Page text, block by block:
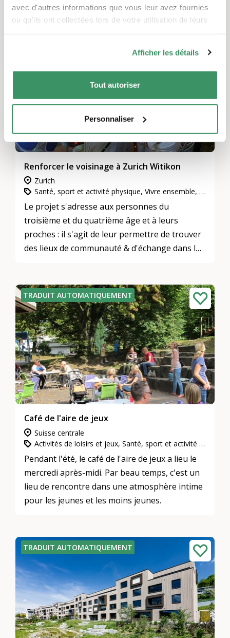
avec d'autres informations que vous leur avez fournies
ou qu'ils ont collectées lors de votre utilisation de leurs
Afficher les détails
Tout autoriser
Personnaliser
Ces projets pourraient également
vous intéresser.
Renforcer le voisinage à Zurich Witikon
Zurich
Santé, sport et activité physique, Vivre ensemble, voisinage et quartiers, Participation, intégration et inclusion
Le projet s'adresse aux personnes du
troisième et du quatrième âge et à leurs
proches : il s'agit de leur permettre de trouver
des lieux de communauté & d'échange dans le
TRADUIT AUTOMATIQUEMENT
Café de l'aire de jeux
Suisse centrale
Activités de loisirs et jeux, Santé, sport et activité physique, Vivre ensemble, voisinage et quartiers
Pendant l'été, le café de l'aire de jeux a lieu le
mercredi après-midi. Par beau temps, c'est un
lieu de rencontre dans une atmosphère intime
pour les jeunes et les moins jeunes.
TRADUIT AUTOMATIQUEMENT